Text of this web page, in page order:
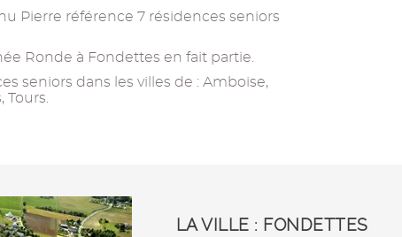
Pierre référence 7 résidences seniors
Ronde à Fondettes en fait partie.
seniors dans les villes de : Amboise,
Tours.
LA VILLE : FONDETTES